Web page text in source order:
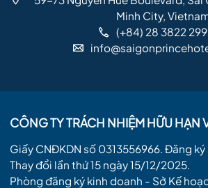
Minh City,
(+84) 28 3822
CÔNG TY TRÁCH NHIỆM HỮU HẠN
Giấy CNĐKDN số 0313556966. Đăng
Thay đổi lần thứ 15 ngày 15/12/2025.
Phòng đăng ký kinh doanh - Sở Kế